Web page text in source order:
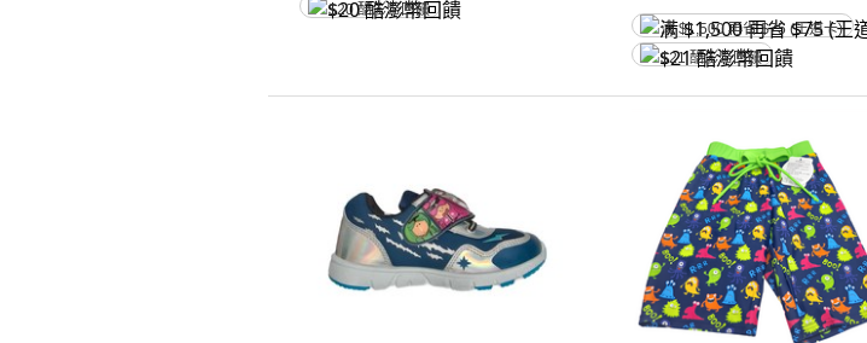
$20 酷澎幣回饋
满 $1,500 再省 $75 (王道卡)
$21 酷澎幣回饋